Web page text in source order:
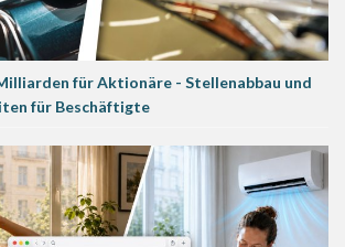
für Aktionäre - Stellenabbau und
für Beschäftigte